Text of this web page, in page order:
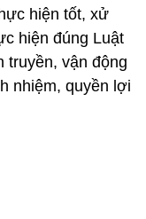
hiện tốt, xử
hiện đúng Luật
truyền, vận động
nhiệm, quyền lợi